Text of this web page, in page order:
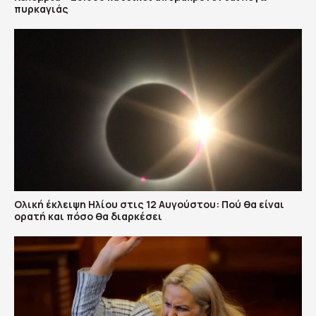
πυρκαγιάς
Ολική έκλειψη Ηλίου στις 12 Αυγούστου: Πού θα είναι
ορατή και πόσο θα διαρκέσει